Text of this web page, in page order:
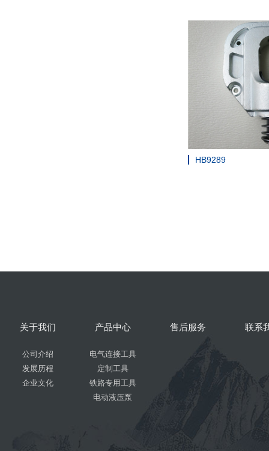
HB9289
关于我们
公司介绍
发展历程
企业文化
产品中心
电气连接工具
定制工具
铁路专用工具
电动液压泵
售后服务 联系